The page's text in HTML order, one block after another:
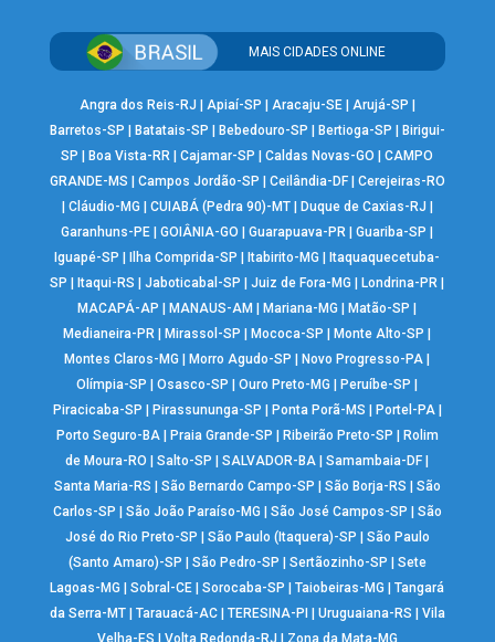
MAIS CIDADES ONLINE
Angra dos Reis-RJ Apiaí-SP Aracaju-SE| Arujá-SP
Barretos-SP
Batatais-SP Bebedouro-SP Bertioga-SP
Birigui-
SP
Boa Vista-RR |Cajamar-SP |Caldas Novas-GO |CAMPO
GRANDE-MS
Campos Jordão-SP Ceilândia-DF| Cerejeiras-RO
Cláudio-MG CUIABÁ (Pedra 90)-MT| Duque de Caxias-RJ
Garanhuns-PE |GOIÂNIA-GO |Guarapuava-PR |Guariba-SP
Iguapé-SP
Ilha Comprida-SP Itabirito-MG
Itaquaquecetuba-
SP
Itaqui-RS |Jaboticabal-SP |Juiz de Fora-MG Londrina-PR
MACAPÁ-AP
MANAUS-AM Mariana-MG Matão-SP
Medianeira-PR
Mirassol-SP Mococa-SP Monte Alto-SP
Montes Claros-MG
Morro Agudo-SP Novo Progresso-PA
Olímpia-SP
|Osasco-SP |Ouro Preto-MG Peruíbe-SP
Piracicaba-SP
Pirassununga-SP Ponta Porã-MS Portel-PA|
Porto Seguro-BA| Praia Grande-SP Ribeirão Preto-SP
Rolim
de Moura-RO
|Salto-SP |SALVADOR-BA |Samambaia-DF
Santa Maria-RS
São Bernardo Campo-SP São Borja-RS
São
Carlos-SP
São João Paraíso-MG São José Campos-SP
São
José do Rio Preto-SP
São Paulo (Itaquera)-SP
São Paulo
(Santo Amaro)-SP
São Pedro-SP Sertãozinho-SP
Sete
Lagoas-MG
|Sobral-CE |Sorocaba-SP |Taiobeiras-MG |Tangará
da Serra-MT| Tarauacá-AC| TERESINA-PI Uruguaiana-RS
Vila
Velha-ES
Volta Redonda-RJ Zona da Mata-MG